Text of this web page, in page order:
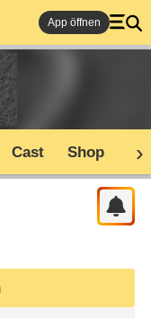
App öffnen
Cast Shop